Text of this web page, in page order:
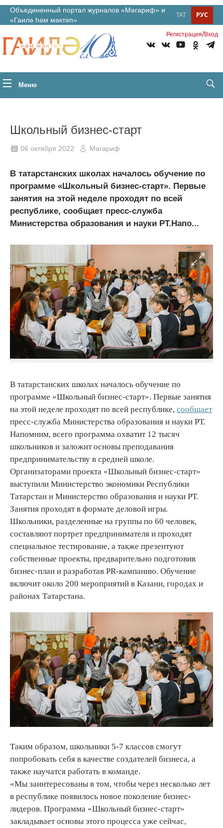
Объединенный портал журналов «Мәгариф» и
«Гаилә һәм мәктәп»
РУС
ТАТ
Регистрация/Вход
Меню
Школьный бизнес-старт
06 октября 2022 Мәгариф
В татарстанских школах началось обучение по
программе «Школьный бизнес-старт». Первые
занятия на этой неделе проходят по всей
республике, сообщает пресс-служба
Министерства образования и науки РТ.Напо...
В татарстанских школах началось обучение по
программе «Школьный бизнес-старт». Первые занятия
на этой неделе проходят по всей республике, сообщает
пресс-служба Министерства образования и науки РТ.
Напомним, всего программа охватит 12 тысяч
школьников и заложит основы преподавания
предпринимательству в средней школе.
Организаторами проекта «Школьный бизнес-старт»
выступили Министерство экономики Республики
Татарстан и Министерство образования и науки РТ.
Занятия проходят в формате деловой игры.
Школьники, разделенные на группы по 60 человек,
составляют портрет предпринимателя и проходят
специальное тестирование, а также презентуют
собственные проекты, предварительно подготовив
бизнес-план и разработав PR-кампанию. Обучение
включит около 200 мероприятий в Казани, городах и
районах Татарстана.
Таким образом, школьники 5-7 классов смогут
попробовать себя в качестве создателей бизнеса, а
также научатся работать в команде.
«Мы заинтересованы в том, чтобы через несколько лет
в республике появилось новое поколение бизнес-
лидеров. Программа «Школьный бизнес-старт»
закладывает основы этого процесса уже сейчас,